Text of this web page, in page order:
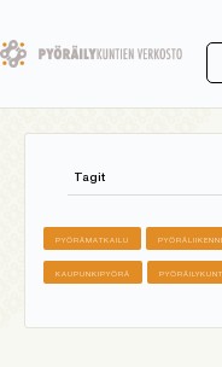
main
Tagit
PYÖRÄMATKAILU
KAUPUNKIPYÖRÄ